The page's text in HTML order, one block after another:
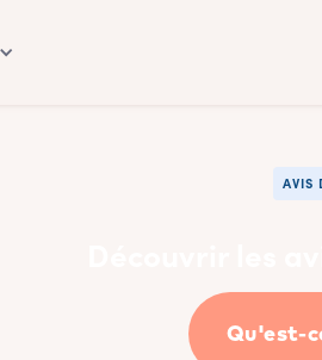
AVIS
Qu'est-